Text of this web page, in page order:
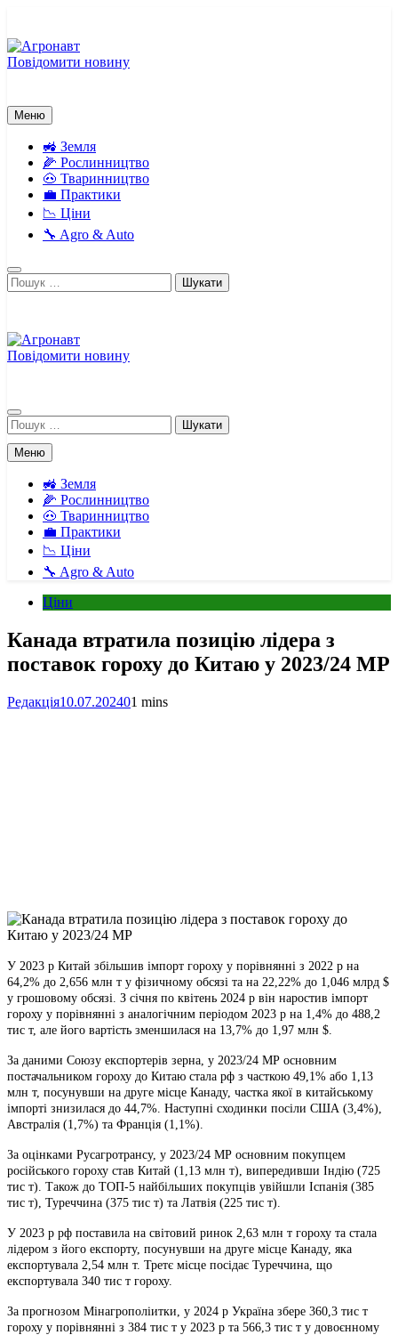
вмісту
Повідомити новину
Меню
🚜 Земля
🌽 Рослинництво
🐽 Тваринництво
💼 Практики
📉 Ціни
🔧 Agro & Auto
Пошук:
Повідомити новину
Пошук:
Меню
🚜 Земля
🌽 Рослинництво
🐽 Тваринництво
💼 Практики
📉 Ціни
🔧 Agro & Auto
Ціни
Канада втратила позицію лідера з
поставок гороху до Китаю у 2023/24 МР
Редакція10.07.202401 mins
Link
Print
У 2023 р Китай збільшив імпорт гороху у порівнянні з 2022 р на
64,2% до 2,656 млн т у фізичному обсязі та на 22,22% до 1,046 млрд $
у грошовому обсязі. З січня по квітень 2024 р він наростив імпорт
гороху у порівнянні з аналогічним періодом 2023 р на 1,4% до 488,2
тис т, але його вартість зменшилася на 13,7% до 1,97 млн $.
За даними Союзу експортерів зерна, у 2023/24 МР основним
постачальником гороху до Китаю стала рф з часткою 49,1% або 1,13
млн т, посунувши на друге місце Канаду, частка якої в китайському
імпорті знизилася до 44,7%. Наступні сходинки посіли США (3,4%),
Австралія (1,7%) та Франція (1,1%).
За оцінками Русагротрансу, у 2023/24 МР основним покупцем
російського гороху став Китай (1,13 млн т), випередивши Індію (725
тис т). Також до ТОП-5 найбільших покупців увійшли Іспанія (385
тис т), Туреччина (375 тис т) та Латвія (225 тис т).
У 2023 р рф поставила на світовий ринок 2,63 млн т гороху та стала
лідером з його експорту, посунувши на друге місце Канаду, яка
експортувала 2,54 млн т. Третє місце посідає Туреччина, що
експортувала 340 тис т гороху.
За прогнозом Мінагрополіитки, у 2024 р Україна збере 360,3 тис т
гороху у порівнянні з 384 тис т у 2023 р та 566,3 тис т у довоєнному